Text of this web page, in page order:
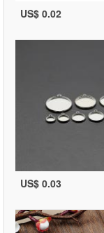
US$ 0.02
US$ 0.03